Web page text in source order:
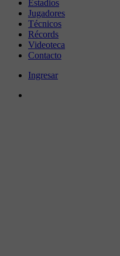
Estadios
Jugadores
Técnicos
Récords
Videoteca
Contacto
Ingresar